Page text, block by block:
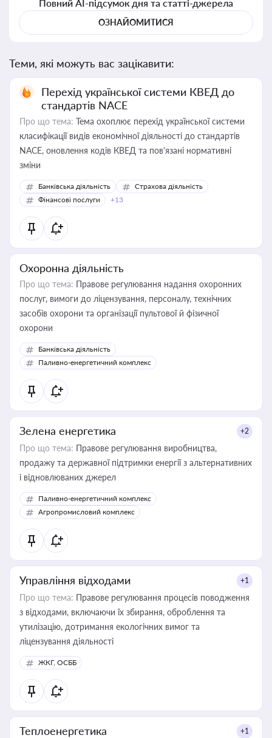
Повний AI-підсумок дня та статті-джерела
ОЗНАЙОМИТИСЯ
Теми, які можуть вас зацікавити:
Перехід української системи КВЕД до
стандартів NACE
Про що тема: Тема охоплює перехід української системи
класифікації видів економічної діяльності до стандартів
NACE, оновлення кодів КВЕД та пов'язані нормативні
зміни
Банківська діяльність
Страхова діяльність
Фінансові послуги
+13
Охоронна діяльність
Про що тема: Правове регулювання надання охоронних
послуг, вимоги до ліцензування, персоналу, технічних
засобів охорони та організації пультової й фізичної
охорони
Банківська діяльність
Паливно-енергетичний комплекс
Зелена енергетика +2
Про що тема: Правове регулювання виробництва,
продажу та державної підтримки енергії з альтернативних
і відновлюваних джерел
Паливно-енергетичний комплекс
Агропромисловий комплекс
Управління відходами +1
Про що тема: Правове регулювання процесів поводження
з відходами, включаючи їх збирання, оброблення та
утилізацію, дотримання екологічних вимог та
ліцензування діяльності
ЖКГ, ОСББ
Теплоенергетика +1